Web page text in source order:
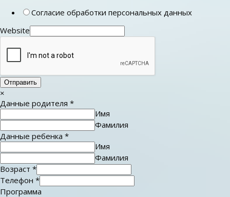
Согласие обработки персональных данных
Website
Отправить
×
Данные родителя *
Имя
Фамилия
Данные ребенка *
Имя
Фамилия
Возраст *
Телефон *
Программа